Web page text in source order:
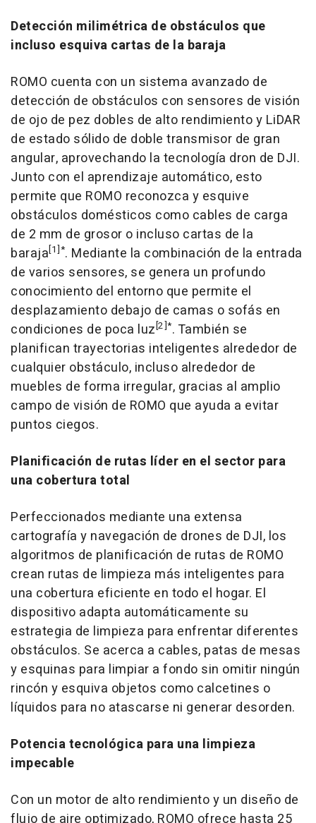
Detección milimétrica de obstáculos que
incluso esquiva cartas de la baraja
ROMO cuenta con un sistema avanzado de
detección de obstáculos con sensores de visión
de ojo de pez dobles de alto rendimiento y LiDAR
de estado sólido de doble transmisor de gran
angular, aprovechando la tecnología dron de DJI.
Junto con el aprendizaje automático, esto
permite que ROMO reconozca y esquive
obstáculos domésticos como cables de carga
de 2 mm de grosor o incluso cartas de la
baraja[1]*. Mediante la combinación de la entrada
de varios sensores, se genera un profundo
conocimiento del entorno que permite el
desplazamiento debajo de camas o sofás en
condiciones de poca luz [2]*. También se
planifican trayectorias inteligentes alrededor de
cualquier obstáculo, incluso alrededor de
muebles de forma irregular, gracias al amplio
campo de visión de ROMO que ayuda a evitar
puntos ciegos.
Planificación de rutas líder en el sector para
una cobertura total
Perfeccionados mediante una extensa
cartografía y navegación de drones de DJI, los
algoritmos de planificación de rutas de ROMO
crean rutas de limpieza más inteligentes para
una cobertura eficiente en todo el hogar. El
dispositivo adapta automáticamente su
estrategia de limpieza para enfrentar diferentes
obstáculos. Se acerca a cables, patas de mesas
y esquinas para limpiar a fondo sin omitir ningún
rincón y esquiva objetos como calcetines o
líquidos para no atascarse ni generar desorden.
Potencia tecnológica para una limpieza
impecable
Con un motor de alto rendimiento y un diseño de
flujo de aire optimizado, ROMO ofrece hasta 25